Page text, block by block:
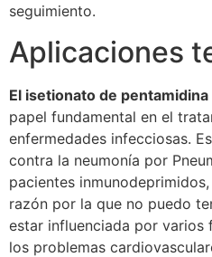
seguimiento.
Aplicaciones
El isetionato de
papel fundamental en el
enfermedades infecciosas.
contra la neumonía por
pacientes
razón por la que no puedo
estar influenciada por varios
los problemas